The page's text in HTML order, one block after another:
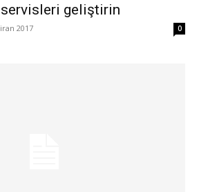
geliştirin
2017 0